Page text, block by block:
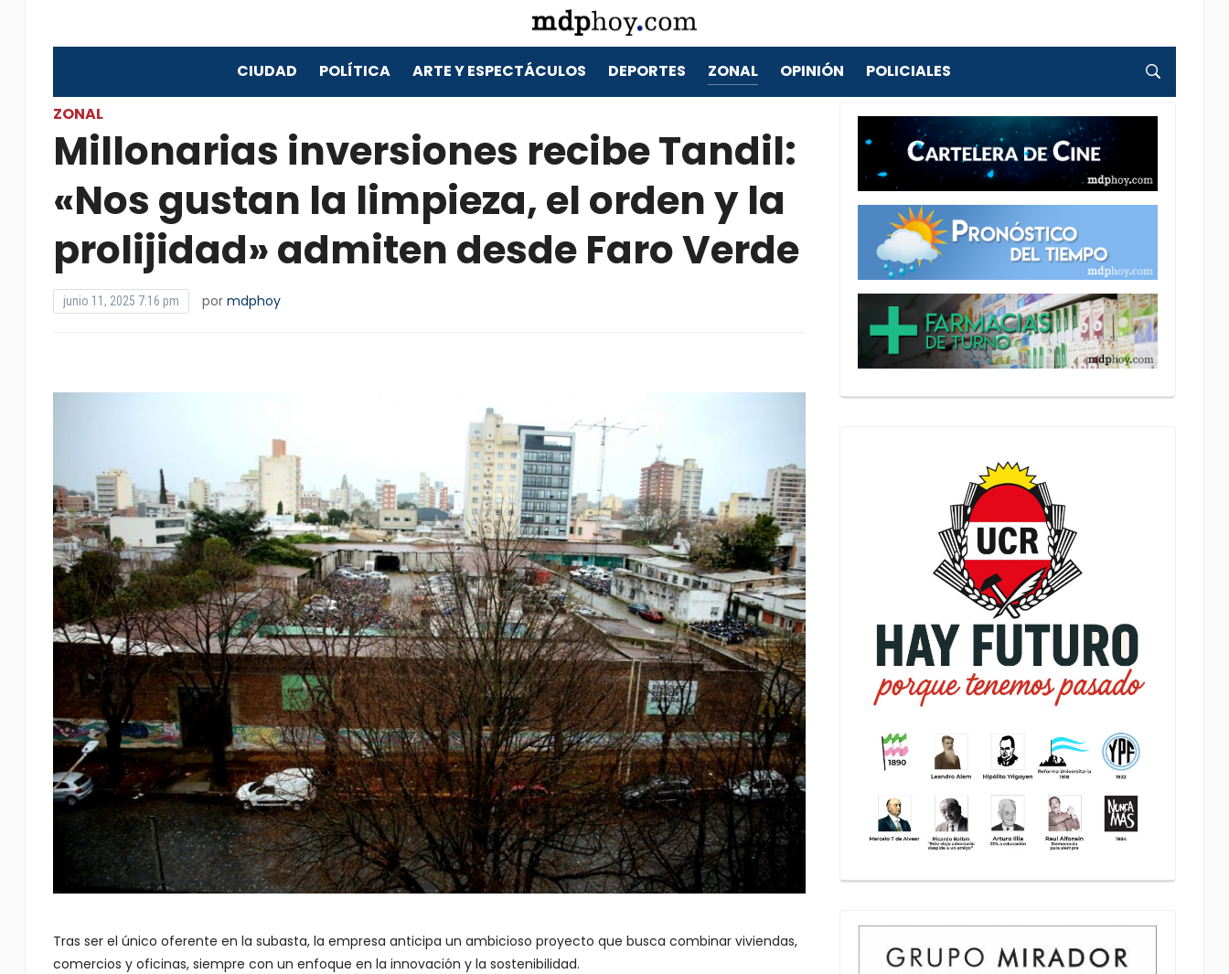
CIUDAD POLÍTICA ARTE Y ESPECTÁCULOS DEPORTES ZONAL OPINIÓN POLICIALES
ZONAL
Millonarias inversiones recibe Tandil:
«Nos gustan la limpieza, el orden y la
prolijidad» admiten desde Faro Verde
junio 11, 2025 7:16 pm por mdphoy
Tras ser el único oferente en la subasta, la empresa anticipa un ambicioso proyecto que busca combinar viviendas,
comercios y oficinas, siempre con un enfoque en la innovación y la sostenibilidad.